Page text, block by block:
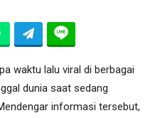
waktu lalu viral di berbagai
dunia saat sedang
informasi tersebut,